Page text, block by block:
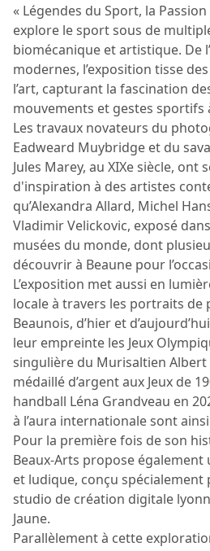
« Légendes du Sport, la
explore le sport sous de
biomécanique et artistique. De
modernes, l’exposition tisse
l’art, capturant la fascination
mouvements et gestes sportifs
Les travaux novateurs du
Eadweard Muybridge et du
Jules Marey, au XIXe siècle, ont
d'inspiration à des artistes
qu’Alexandra Allard, Michel
Vladimir Velickovic, exposé
musées du monde, dont
découvrir à Beaune pour
L’exposition met aussi en
locale à travers les portraits de
Beaunois, d’hier et
leur empreinte les Jeux
singulière du Murisaltien
médaillé d’argent aux Jeux de
handball Léna Grandveau en
à l’aura internationale sont
Pour la première fois de son
Beaux-Arts propose
et ludique, conçu
studio de création digitale
Jaune.
Parallèlement à cette